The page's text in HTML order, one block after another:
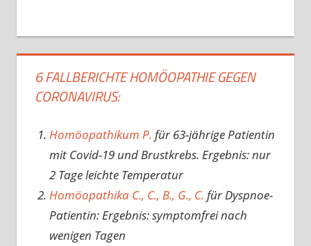
6 FALLBERICHTE HOMÖOPATHIE GEGEN
CORONAVIRUS:
Homöopathikum P. für 63-jährige Patientin
mit Covid-19 und Brustkrebs. Ergebnis: nur
2 Tage leichte Temperatur
Homöopathika C., C., B., G., C. für Dyspnoe-
Patientin: Ergebnis: symptomfrei nach
wenigen Tagen